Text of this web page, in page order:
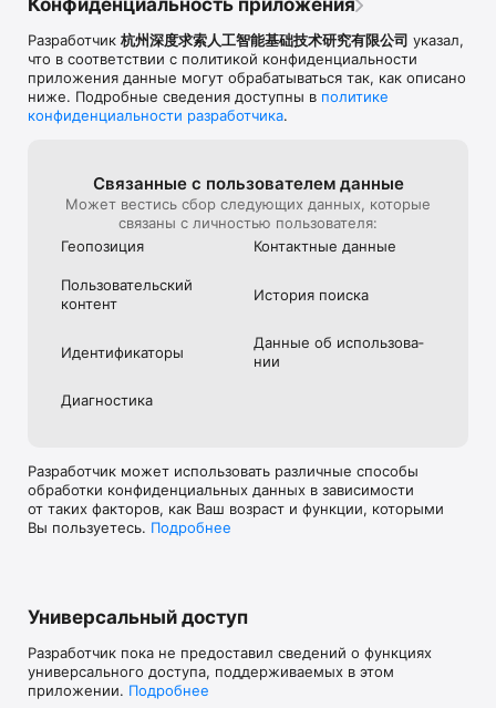
Конфиденциальность приложения
Разработчик 杭州深度求索人工智能基础技术研究有限公司 указал,
что в соответствии с политикой конфиденциальности
приложения данные могут обрабатываться так, как описано
ниже. Подробные сведения доступны в политике
конфиденциальности разработчика.
Связанные с пользова­телем данные
Может вестись сбор следующих данных, которые
связаны с личностью пользователя:
Геопозиция
Контактные данные
Пользова­тель­ский
контент
История поиска
Идентифика­торы
Данные об использова­
нии
Диагностика
Разработчик может использовать различные способы
обработки конфиденциальных данных в зависимости
от таких факторов, как Ваш возраст и функции, которыми
Вы пользуетесь. Подробнее
Универсальный доступ
Разработчик пока не предоставил сведений о функциях
универсального доступа, поддерживаемых в этом
приложении. Подробнее